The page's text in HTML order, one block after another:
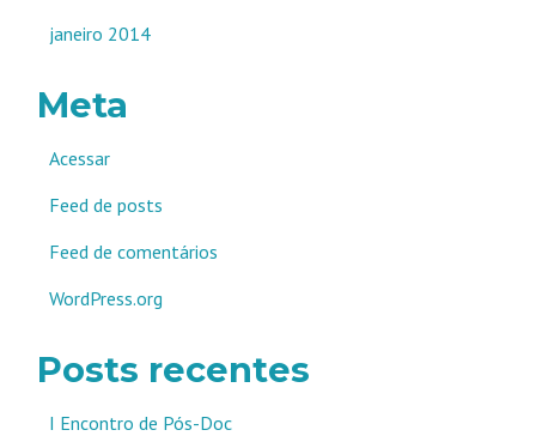
janeiro 2014
Meta
Acessar
Feed de posts
Feed de comentários
WordPress.org
Posts recentes
I Encontro de Pós-Doc